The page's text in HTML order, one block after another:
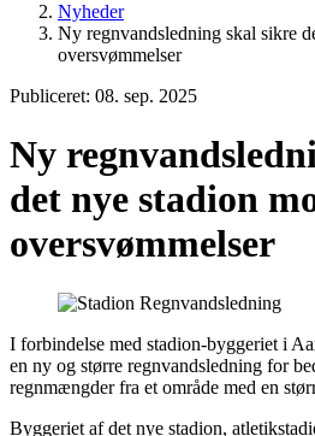
Nyheder
Ny regnvandsledning skal sikre
oversvømmelser
Publiceret: 08. sep. 2025
Ny
det nye stadion
oversvømmelser
I forbindelse med stadion-byggeriet i
en ny og større regnvandsledning for
regnmængder fra et område med en
Byggeriet af det nye stadion,